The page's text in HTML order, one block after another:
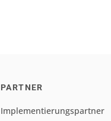
PARTNER
Implementierungspartner